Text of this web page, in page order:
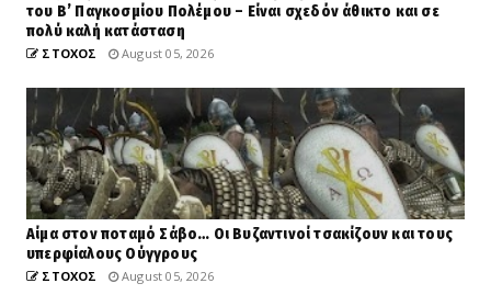
του Β’ Παγκοσμίου Πολέμου – Είναι σχεδόν άθικτο και σε
πολύ καλή κατάσταση
ΣΤΟΧΟΣ August 05, 2026
Αίμα στον ποταμό Σάβο… Οι Βυζαντινοί τσακίζουν και τους
υπερφίαλους Ούγγρους
ΣΤΟΧΟΣ August 05, 2026